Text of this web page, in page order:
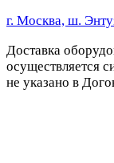
г. Москва, ш.
Доставка
осуществляется
не указано в